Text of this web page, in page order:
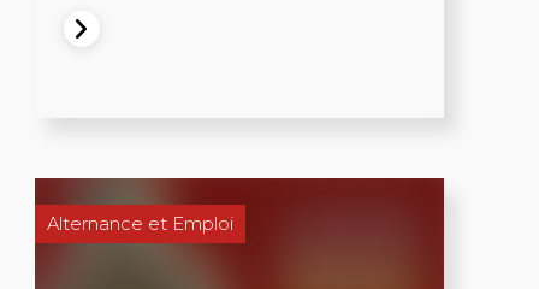
Alternance et Emploi